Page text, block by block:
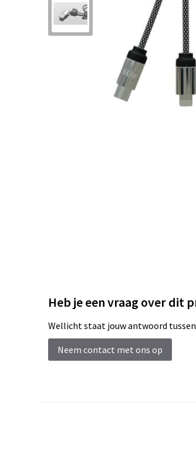
Heb je een vraag over dit
Wellicht staat jouw antwoord
Neem contact met ons op